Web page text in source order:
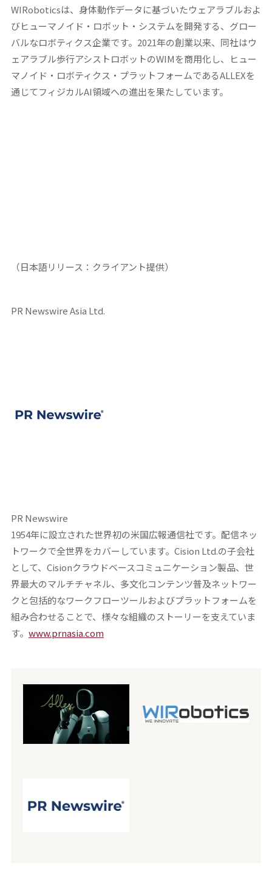
WIRoboticsは、身体動作データに基づいたウェアラブルおよ
びヒューマノイド・ロボット・システムを開発する、グロー
バルなロボティクス企業です。2021年の創業以来、同社はウ
ェアラブル歩行アシストロボットのWIMを商用化し、ヒュー
マノイド・ロボティクス・プラットフォームであるALLEXを
通じてフィジカルAI領域への進出を果たしています。
（日本語リリース：クライアント提供）
PR Newswire Asia Ltd.
PR Newswire
1954年に設立された世界初の米国広報通信社です。配信ネッ
トワークで全世界をカバーしています。Cision Ltd.の子会社
として、Cisionクラウドベースコミュニケーション製品、世
界最大のマルチチャネル、多文化コンテンツ普及ネットワー
クと包括的なワークフローツールおよびプラットフォームを
組み合わせることで、様々な組織のストーリーを支えていま
す。 www.prnasia.com